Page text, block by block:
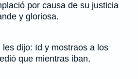
por causa de su justicia
y gloriosa.
dijo: Id y mostraos a los
que mientras iban,